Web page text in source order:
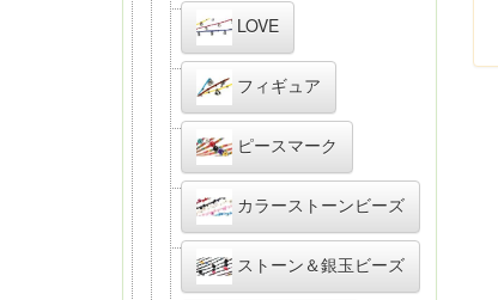
LOVE
フィギュア
ピースマーク
カラーストーンビーズ
ストーン＆銀玉ビーズ